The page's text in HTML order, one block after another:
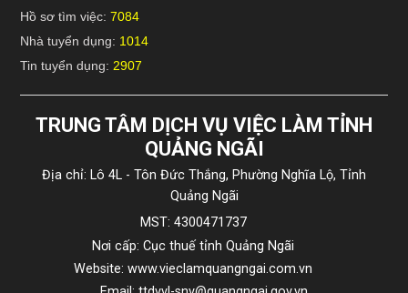
Hồ sơ tìm việc: 7084
Nhà tuyển dụng: 1014
Tin tuyển dụng: 2907
TRUNG TÂM DỊCH VỤ VIỆC LÀM TỈNH
QUẢNG NGÃI
Địa chỉ: Lô 4L - Tôn Đức Thắng, Phường Nghĩa Lộ, Tỉnh
Quảng Ngãi
MST: 4300471737
Nơi cấp: Cục thuế tỉnh Quảng Ngãi
Website: www.vieclamquangngai.com.vn